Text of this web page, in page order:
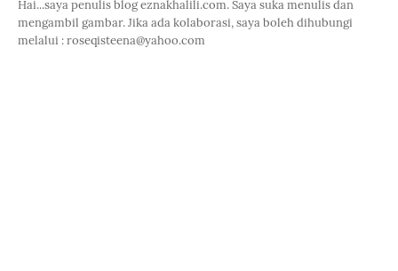
Hai...saya penulis blog eznakhalili.com. Saya suka menulis dan
mengambil gambar. Jika ada kolaborasi, saya boleh dihubungi
melalui : roseqisteena@yahoo.com